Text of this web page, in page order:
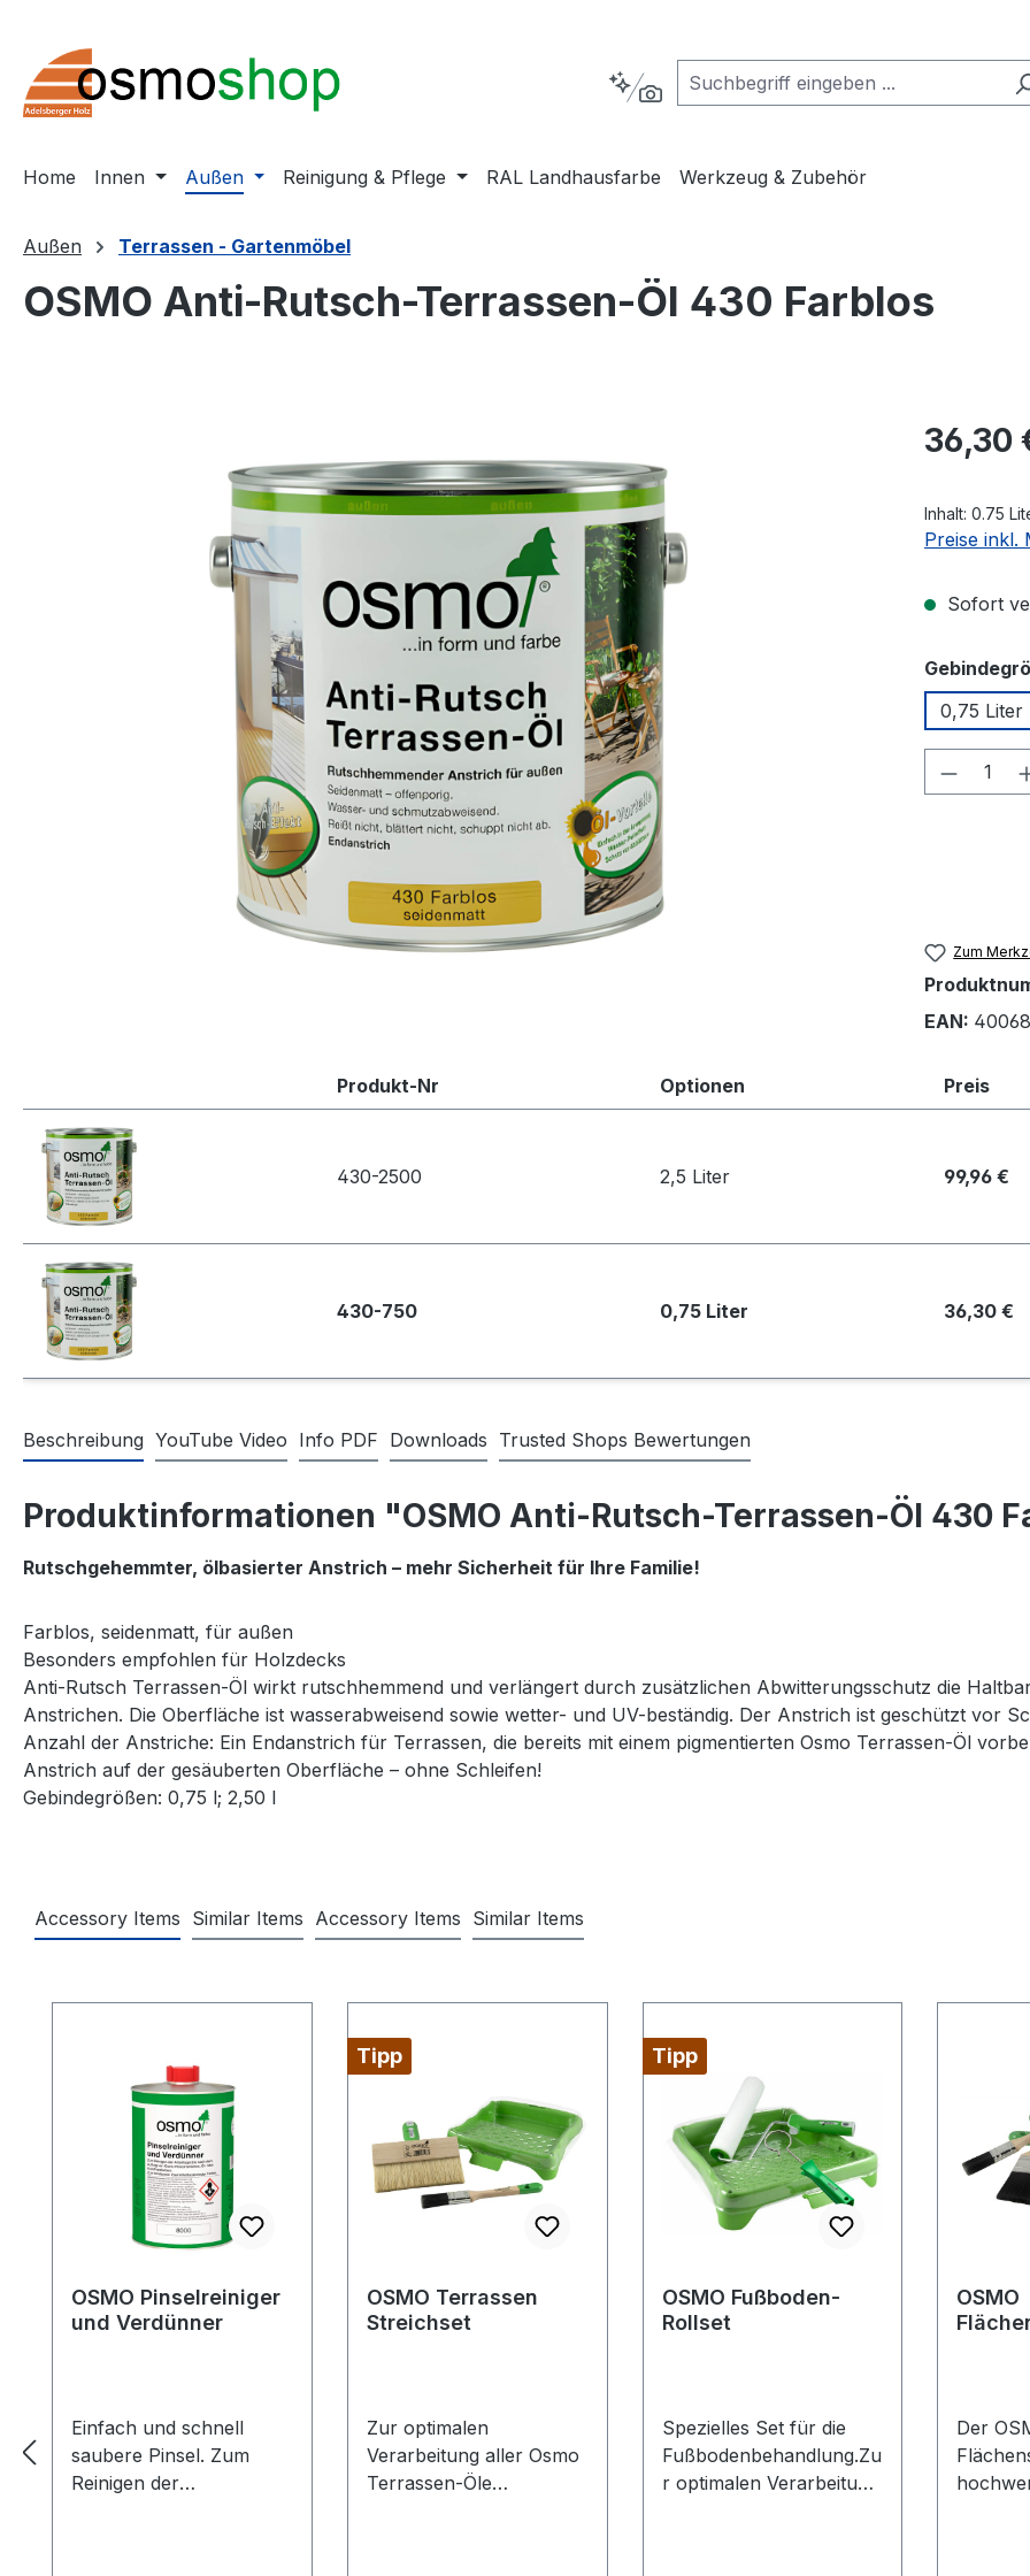
Home Innen Außen Reinigung & Pflege RAL Landhausfarbe Werkzeug & Zubehör
Außen Terrassen - Gartenmöbel
OSMO Anti-Rutsch-Terrassen-Öl 430 Farblos
Regulärer
36,30
Inhalt: 0.75
Preise inkl.
Sofort
0,75 Liter
Zum
EAN:
Produkt-Nr Optionen Preis
430-2500 2,5 Liter 99,96 €
430-750 0,75 Liter 36,30 €
Beschreibung YouTube Video Info PDF Downloads Trusted Shops Bewertungen
Produktinformationen "OSMO Anti-Rutsch-Terrassen-Öl 430
Rutschgehemmter, ölbasierter Anstrich – mehr Sicherheit für Ihre Familie!
Farblos, seidenmatt, für außen
Besonders empfohlen für Holzdecks
Anti-Rutsch Terrassen-Öl wirkt rutschhemmend und verlängert durch zusätzlichen Abwitterungsschutz die
Anstrichen. Die Oberfläche ist wasserabweisend sowie wetter- und UV-beständig. Der Anstrich ist geschützt vor
Anzahl der Anstriche: Ein Endanstrich für Terrassen, die bereits mit einem pigmentierten Osmo Terrassen-Öl
Anstrich auf der gesäuberten Oberfläche – ohne Schleifen!
Gebindegrößen: 0,75 l; 2,50 l
Accessory Items Similar Items Accessory Items Similar Items
OSMO Pinselreiniger
und Verdünner
Einfach und schnell
saubere Pinsel. Zum
Reinigen der
Tipp
OSMO Terrassen
Streichset
Zur optimalen
Verarbeitung aller Osmo
Terrassen-Öle
Tipp
OSMO Fußboden-
Rollset
Spezielles Set für die
Fußbodenbehandlung.Zu
r optimalen Verarbeitung
OSMO
Der